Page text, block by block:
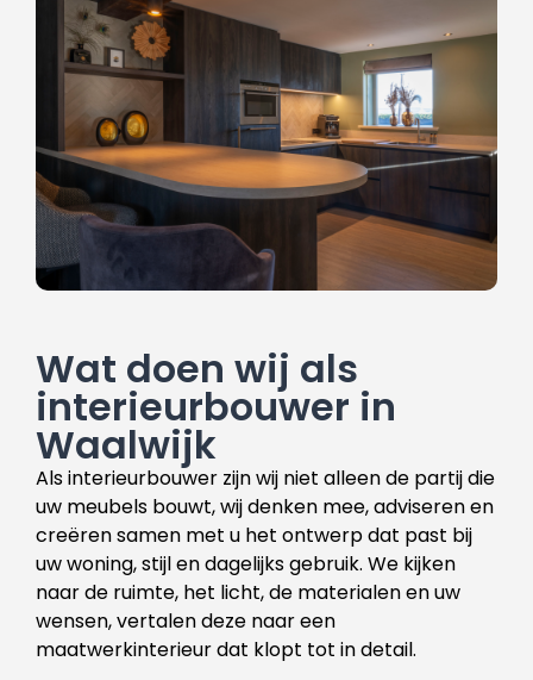
Wat doen wij als
interieurbouwer in
Waalwijk
Als interieurbouwer zijn wij niet alleen de partij die
uw meubels bouwt, wij denken mee, adviseren en
creëren samen met u het ontwerp dat past bij
uw woning, stijl en dagelijks gebruik. We kijken
naar de ruimte, het licht, de materialen en uw
wensen, vertalen deze naar een
maatwerkinterieur dat klopt tot in detail.